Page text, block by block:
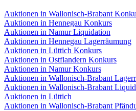
Auktionen in Wallonisch-Brabant
Auktionen in Hennegau Konkurs
Auktionen in Namur Liquidation
Auktionen in Hennegau Lagerräumung
Auktionen in Lüttich Konkurs
Auktionen in Ostflandern Konkurs
Auktionen in Namur Konkurs
Auktionen in Wallonisch-Brabant
Auktionen in Wallonisch-Brabant
Auktionen in Lüttich
Auktionen in Wallonisch-Brabant